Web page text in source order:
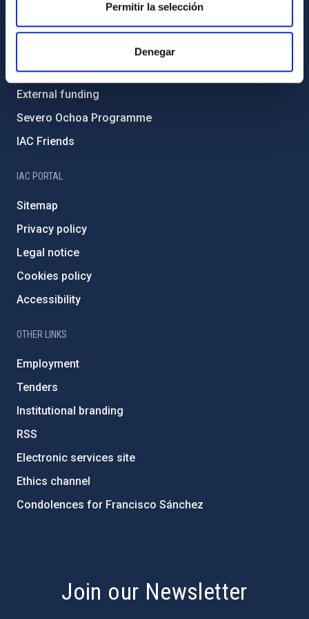
Permitir la selección
Denegar
Environment and Sustainability
IAC Projects
External funding
Severo Ochoa Programme
IAC Friends
IAC PORTAL
Sitemap
Privacy policy
Legal notice
Cookies policy
Accessibility
OTHER LINKS
Employment
Tenders
Institutional branding
RSS
Electronic services site
Ethics channel
Condolences for Francisco Sánchez
Join our Newsletter